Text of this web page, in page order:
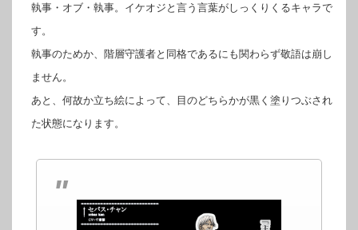
執事・オブ・執事。イケオジと言う言葉がしっくりくるキャラで
す。
執事のためか、階層守護者と同格であるにも関わらず敬語は崩し
ません。
あと、何故か立ち絵によって、目のどちらかが黒く塗りつぶされ
た状態になります。